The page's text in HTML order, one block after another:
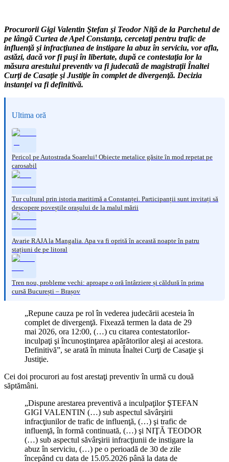
Procurorii Gigi Valentin Ştefan şi Teodor Niţă de la Parchetul de
pe lângă Curtea de Apel Constanţa, cercetaţi pentru trafic de
influenţă şi infracţiunea de instigare la abuz în serviciu, vor afla,
astăzi, dacă vor fi puşi în libertate, după ce contestaţia lor la
măsura arestului preventiv va fi judecată de magistraţii Înaltei
Curţi de Casaţie şi Justiţie în complet de divergenţă. Decizia
instanţei va fi definitivă.
Ultima oră
Pericol pe Autostrada Soarelui! Obiecte metalice găsite în mod repetat pe
carosabil
Tur cultural prin istoria maritimă a Constanței. Participanții sunt invitați să
descopere poveștile orașului de la malul mării
Avarie RAJA la Mangalia. Apa va fi oprită în această noapte în patru
stațiuni de pe litoral
Tren nou, probleme vechi: aproape o oră întârziere și căldură în prima
cursă București – Brașov
„Repune cauza pe rol în vederea judecării acesteia în
complet de divergenţă. Fixează termen la data de 29
mai 2026, ora 12:00, (…) cu citarea contestatorilor-
inculpaţi şi încunoştinţarea apărătorilor aleşi ai acestora.
Definitivă”, se arată în minuta Înaltei Curţi de Casaţie şi
Justiţie.
Cei doi procurori au fost arestaţi preventiv în urmă cu două
săptămâni.
„Dispune arestarea preventivă a inculpaţilor ŞTEFAN
GIGI VALENTIN (…) sub aspectul săvârşirii
infracţiunilor de trafic de influenţă, (…) şi trafic de
influenţă, în formă continuată, (…) şi NIŢĂ TEODOR
(…) sub aspectul săvârşirii infracţiunii de instigare la
abuz în serviciu, (…) pe o perioadă de 30 de zile
începând cu data de 15.05.2026 până la data de